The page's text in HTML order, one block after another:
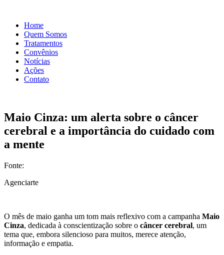
Home
Quem Somos
Tratamentos
Convênios
Notícias
Ações
Contato
Maio Cinza: um alerta sobre o câncer
cerebral e a importância do cuidado com
a mente
Fonte:
Agenciarte
O mês de maio ganha um tom mais reflexivo com a campanha Maio
Cinza, dedicada à conscientização sobre o câncer cerebral, um
tema que, embora silencioso para muitos, merece atenção,
informação e empatia.